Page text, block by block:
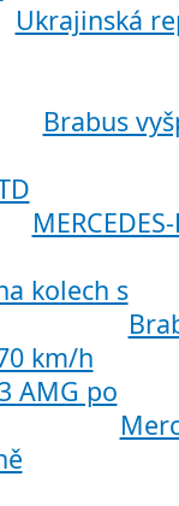
Ukrajinská
Brabus
km/h